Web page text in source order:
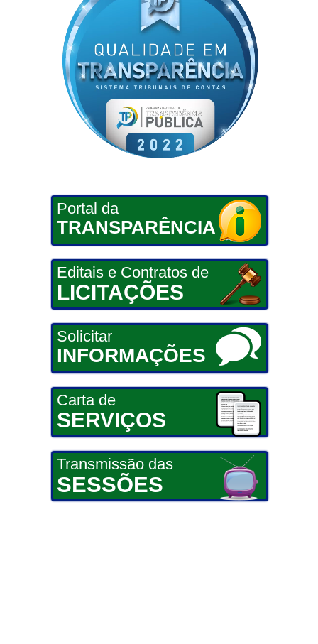
Portal da
TRANSPARÊNCIA
Editais e Contratos de
LICITAÇÕES
Solicitar
INFORMAÇÕES
Carta de
SERVIÇOS
Transmissão das
SESSÕES